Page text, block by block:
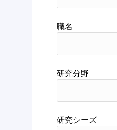
職名
研究分野
研究シーズ